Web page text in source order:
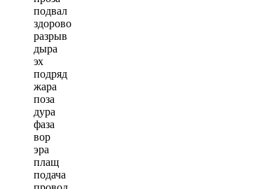
подвал
здорово
разрыв
дыра
эх
подряд
жара
поза
дура
фаза
вор
эра
плащ
подача